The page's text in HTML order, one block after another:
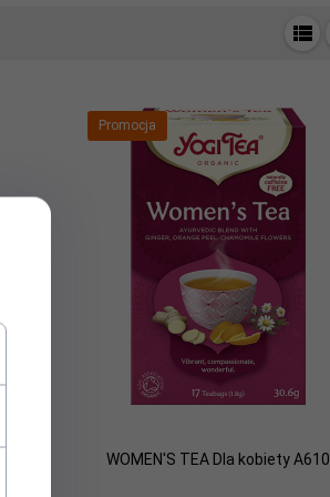
Promocja
WOMEN'S TEA Dla kobiety A610